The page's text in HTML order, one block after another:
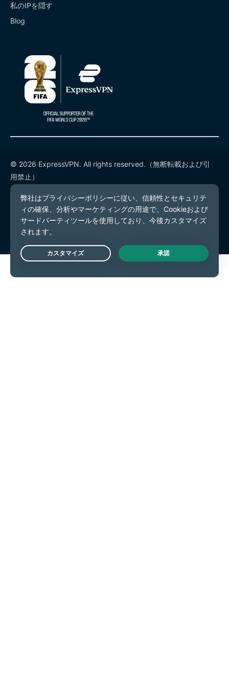
私のIPを隠す
Blog
© 2026 ExpressVPN. All rights reserved.（無断転載および引
用禁止）
プライバシーポリシー
利用規約
Cookieの設定
Live Chat